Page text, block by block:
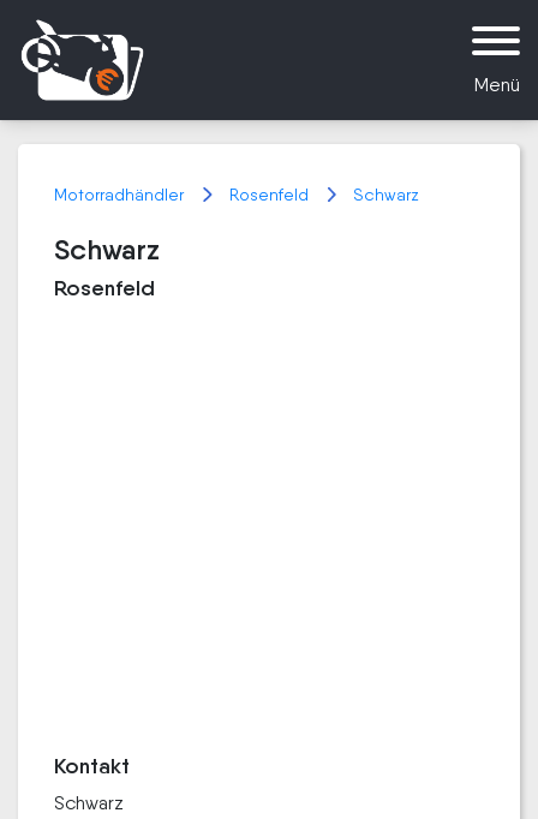
Menü
Motorradhändler Rosenfeld Schwarz
Schwarz
Rosenfeld
Kontakt
Schwarz